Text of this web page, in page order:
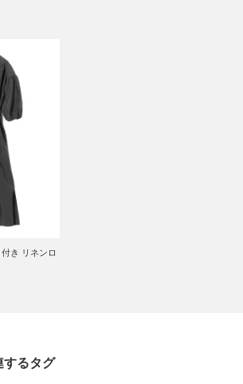
き リネンロ
するタグ